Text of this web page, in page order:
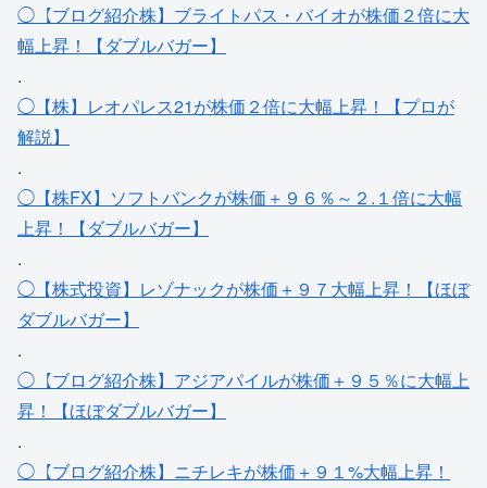
◯【ブログ紹介株】ブライトパス・バイオが株価２倍に大
幅上昇！【ダブルバガー】
.
◯【株】レオパレス21が株価２倍に大幅上昇！【プロが
解説】
.
◯【株FX】ソフトバンクが株価＋９６％～２.１倍に大幅
上昇！【ダブルバガー】
.
◯【株式投資】レゾナックが株価＋９７大幅上昇！【ほぼ
ダブルバガー】
.
◯【ブログ紹介株】アジアパイルが株価＋９５％に大幅上
昇！【ほぼダブルバガー】
.
◯【ブログ紹介株】ニチレキが株価＋９１%大幅上昇！